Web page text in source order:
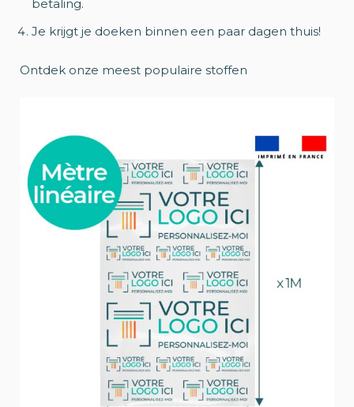
betaling.
Je krijgt je doeken binnen een paar dagen thuis!
Ontdek onze meest populaire stoffen